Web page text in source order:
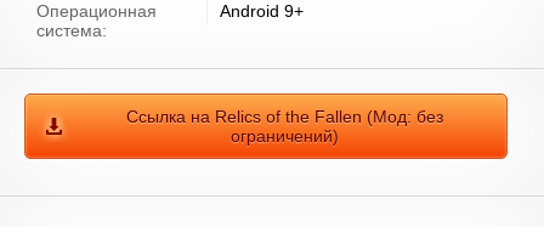
Операционная
система:
Android 9+
Ссылка на Relics of the Fallen (Мод: без
ограничений)